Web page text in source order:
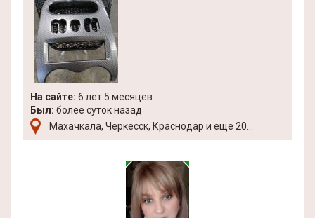
На сайте: 6 лет 5 месяцев
Был: более суток назад
Махачкала, Черкесск, Краснодар и еще 20...